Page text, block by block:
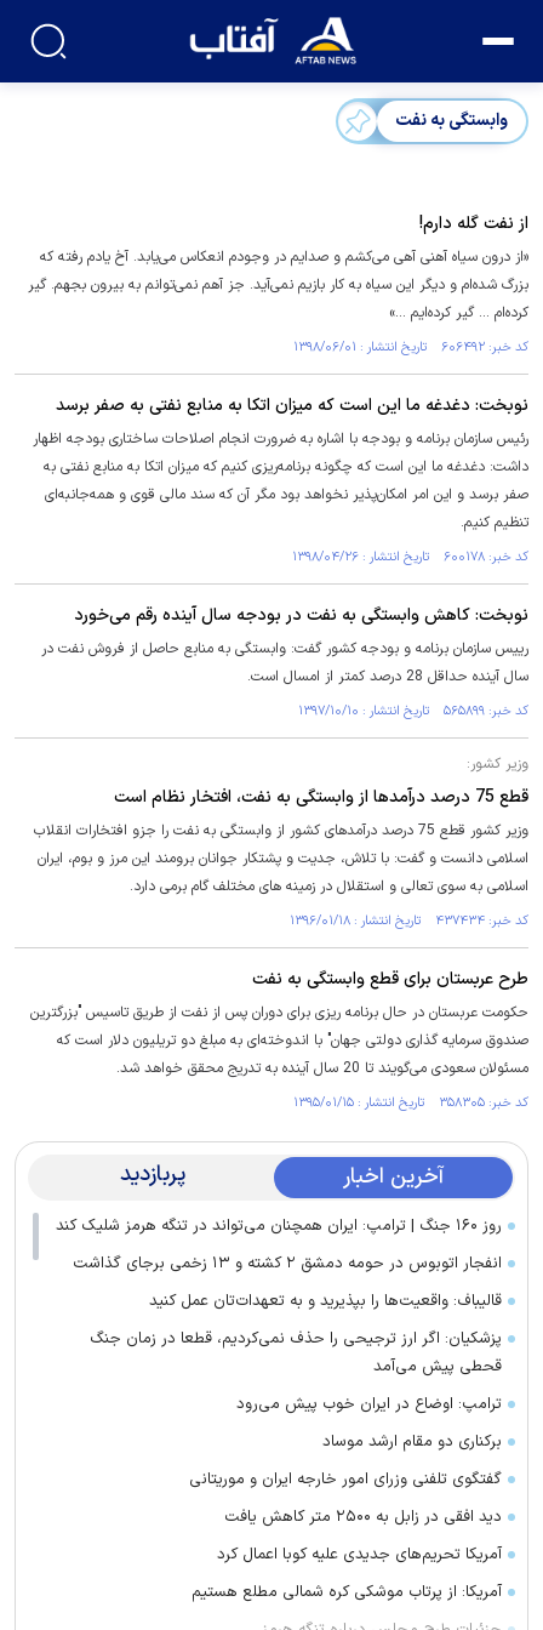
وابستگی به نفت
از نفت گله دارم!
«از درون سیاه آهنی آهی می‌کشم و صدایم در وجودم انعکاس می‌یابد. آخ یادم رفته که
بزرگ شده‌ام و دیگر این سیاه به کار بازیم نمی‌آید. جز آهم نمی‌توانم به بیرون بجهم. گیر
کرده‌ام ... گیر کرده‌ایم ...»
کد خبر: ۶۰۶۴۹۲ تاریخ انتشار : ۱۳۹۸/۰۶/۰۱
نوبخت: دغدغه ما اين است كه ميزان اتكا به منابع نفتی به صفر برسد
رئیس سازمان برنامه و بودجه با اشاره به ضرورت انجام اصلاحات ساختاری بودجه اظهار
داشت: دغدغه ما اين است كه چگونه برنامه‌ريزی كنيم كه ميزان اتكا به منابع نفتی به
صفر برسد و اين امر امكان‌پذير نخواهد بود مگر آن كه سند مالی قوی و همه‌جانبه‌ای
تنظيم كنيم.
کد خبر: ۶۰۰۱۷۸ تاریخ انتشار : ۱۳۹۸/۰۴/۲۶
نوبخت: کاهش وابستگی به نفت در بودجه سال آینده رقم می‌خورد
رییس سازمان برنامه و بودجه کشور گفت: وابستگی به منابع حاصل از فروش نفت در
سال آینده حداقل 28 درصد کمتر از امسال است.
کد خبر: ۵۶۵۸۹۹ تاریخ انتشار : ۱۳۹۷/۱۰/۱۰
وزیر کشور:
قطع 75 درصد درآمدها از وابستگی به نفت، افتخار نظام است
وزیر کشور قطع 75 درصد درآمدهای کشور از وابستگی به نفت را جزو افتخارات انقلاب
اسلامی دانست و گفت: با تلاش، جدیت و پشتکار جوانان برومند این مرز و بوم، ایران
اسلامی به سوی تعالی و استقلال در زمینه های مختلف گام برمی دارد.
کد خبر: ۴۳۷۴۳۴ تاریخ انتشار : ۱۳۹۶/۰۱/۱۸
طرح عربستان برای قطع وابستگی به نفت
حکومت عربستان در حال برنامه ریزی برای دوران پس از نفت از طریق تاسیس "بزرگترین
صندوق سرمایه گذاری دولتی جهان" با اندوخته‌ای به مبلغ دو تریلیون دلار است که
مسئولان سعودی می‌گویند تا 20 سال آینده به تدریج محقق خواهد شد.
کد خبر: ۳۵۸۳۰۵ تاریخ انتشار : ۱۳۹۵/۰۱/۱۵
آخرین اخبار پربازدید
روز ۱۶۰ جنگ | ترامپ: ایران همچنان می‌تواند در تنگه هرمز شلیک کند
انفجار اتوبوس در حومه دمشق ۲ کشته و ۱۳ زخمی برجای گذاشت
قالیباف: واقعیت‌ها را بپذیرید و به تعهدات‌تان عمل کنید
پزشکیان: اگر ارز ترجیحی را حذف نمی‌کردیم، قطعا در زمان جنگ
قحطی پیش می‌آمد
ترامپ: اوضاع در ایران خوب پیش می‌رود
برکناری دو مقام ارشد موساد
گفتگوی تلفنی وزرای امور خارجه ایران و موریتانی
دید افقی در زابل به ۲۵۰۰ متر کاهش یافت
آمریکا تحریم‌های جدیدی علیه کوبا اعمال کرد
آمریکا: از پرتاب موشکی کره شمالی مطلع هستیم